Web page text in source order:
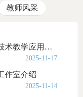
教师风采
校级名师工作室（一）：人工智能技术教学应用名师工作室介绍
2025-11-17
作室介绍
2025-11-14